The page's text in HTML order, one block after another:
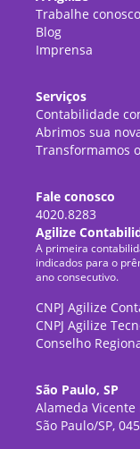
Trabalhe conosco
Blog
Imprensa
Serviços
Contabilidade
Abrimos sua
Transformamos
Fale conosco
4020.8283
Agilize
A primeira
indicados para o
ano consecutivo.
CNPJ Agilize
CNPJ Agilize
Conselho
São Paulo, SP
Alameda Vicente
São Paulo/SP,